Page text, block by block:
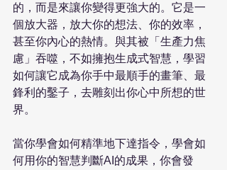
的，而是來讓你變得更強大的。它是一
個放大器，放大你的想法、你的效率，
甚至你內心的熱情。與其被「生產力焦
慮」吞噬，不如擁抱生成式智慧，學習
如何讓它成為你手中最順手的畫筆、最
鋒利的鑿子，去雕刻出你心中所想的世
界。
當你學會如何精準地下達指令，學會如
何用你的智慧判斷AI的成果，你會發